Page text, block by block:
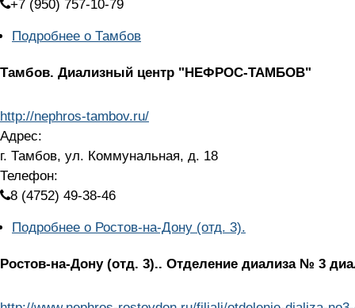
+7 (950) 757-10-79
Подробнее о Тамбов
Тамбов. Диализный центр "НЕФРОС-ТАМБОВ"
http://nephros-tambov.ru/
Адрес:
г. Тамбов, ул. Коммунальная, д. 18
Телефон:
8 (4752) 49-38-46
Подробнее о Ростов-на-Дону (отд. 3).
Ростов-на-Дону (отд. 3).. Отделение диализа № 3